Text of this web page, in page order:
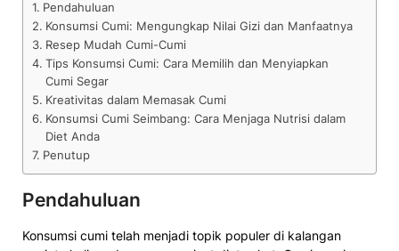
Pendahuluan
Konsumsi Cumi: Mengungkap Nilai Gizi dan Manfaatnya
Resep Mudah Cumi-Cumi
Tips Konsumsi Cumi: Cara Memilih dan Menyiapkan
Cumi Segar
Kreativitas dalam Memasak Cumi
Konsumsi Cumi Seimbang: Cara Menjaga Nutrisi dalam
Diet Anda
Penutup
Pendahuluan
Konsumsi cumi telah menjadi topik populer di kalangan